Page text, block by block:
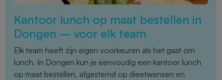
Kantoor lunch op maat bestellen in
Dongen – voor elk team
Elk team heeft zijn eigen voorkeuren als het gaat om
lunch. In Dongen kun je eenvoudig een kantoor lunch
op maat bestellen, afgestemd op dieetwensen en